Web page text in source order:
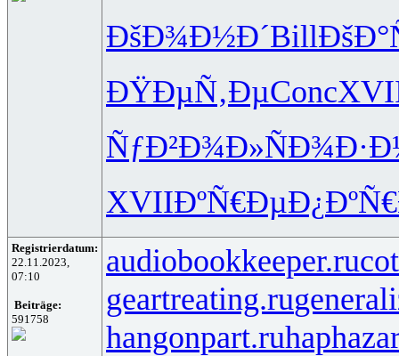
ÐšÐ¾Ð½Ð´Bill
ÐŸÐµÑ‚ÐµConc
ÑƒÐ²Ð¾Ð»
XVIIÐºÑ€ÐµÐ¿
Registrierdatum:
22.11.2023,
07:10
Beiträge:
591758
audiobookkeeper.ru
geartreating.ru
hangonpart.ru